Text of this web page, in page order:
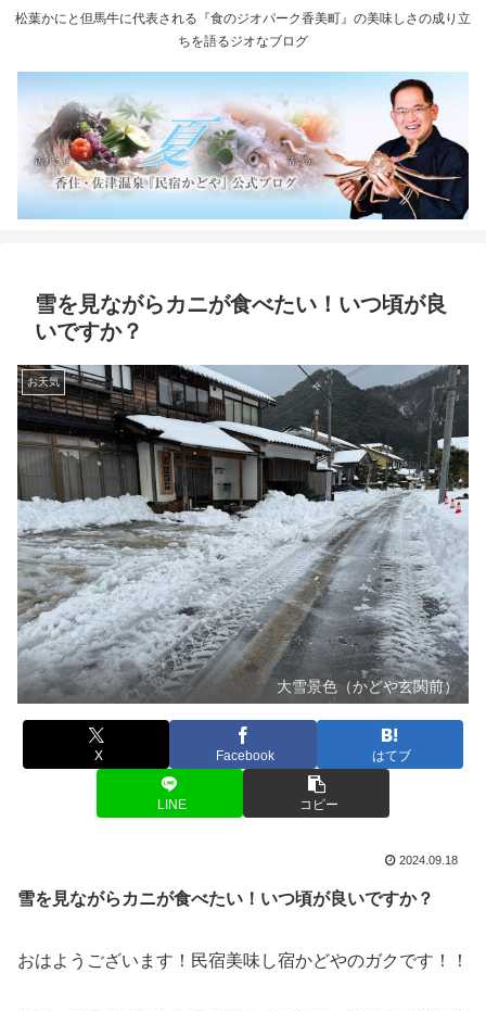
松葉かにと但馬牛に代表される『食のジオパーク香美町』の美味しさの成り立
ちを語るジオなブログ
雪を見ながらカニが食べたい！いつ頃が良
いですか？
お天気
大雪景色（かどや玄関前）
X Facebook はてブ
LINE コピー
2024.09.18
雪を見ながらカニが食べたい！いつ頃が良いですか？
おはようございます！民宿美味し宿かどやのガクです！！